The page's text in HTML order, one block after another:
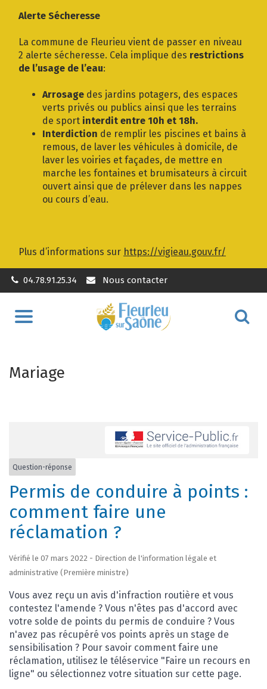
Alerte Sécheresse
La commune de Fleurieu vient de passer en niveau
2 alerte sécheresse. Cela implique des restrictions
de l’usage de l’eau:
Arrosage des jardins potagers, des espaces
verts privés ou publics ainsi que les terrains
de sport interdit entre 10h et 18h.
Interdiction de remplir les piscines et bains à
remous, de laver les véhicules à domicile, de
laver les voiries et façades, de mettre en
marche les fontaines et brumisateurs à circuit
ouvert ainsi que de prélever dans les nappes
ou cours d’eau.
Plus d’informations sur https://vigieau.gouv.fr/
04.78.91.25.34 Nous contacter
Aller
Mariage
Question-réponse
Permis de conduire à points :
comment faire une
réclamation ?
Vérifié le 07 mars 2022 - Direction de l'information légale et
administrative (Première ministre)
Vous avez reçu un avis d'infraction routière et vous
contestez l'amende ? Vous n'êtes pas d'accord avec
votre solde de points du permis de conduire ? Vous
n'avez pas récupéré vos points après un stage de
sensibilisation ? Pour savoir comment faire une
réclamation, utilisez le téléservice "Faire un recours en
ligne" ou sélectionnez votre situation sur cette page.